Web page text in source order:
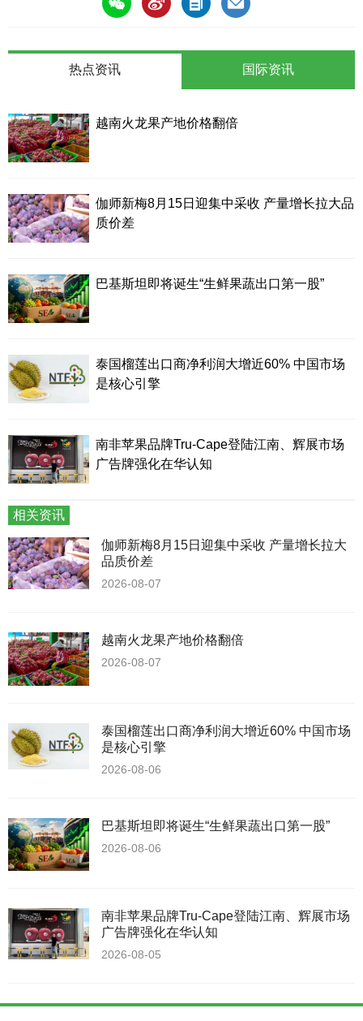
热点资讯
越南火龙果产地价格翻倍
伽师新梅8月15日迎集中采收 产量增长拉大品
质价差
巴基斯坦即将诞生“生鲜果蔬出口第一股”
泰国榴莲出口商净利润大增近60% 中国市场
是核心引擎
南非苹果品牌Tru-Cape登陆江南、辉展市场
广告牌强化在华认知
国际资讯
相关资讯
伽师新梅8月15日迎集中采收 产量增长拉大
品质价差
2026-08-07
越南火龙果产地价格翻倍
2026-08-07
泰国榴莲出口商净利润大增近60% 中国市场
是核心引擎
2026-08-06
巴基斯坦即将诞生“生鲜果蔬出口第一股”
2026-08-06
南非苹果品牌Tru-Cape登陆江南、辉展市场
广告牌强化在华认知
2026-08-05